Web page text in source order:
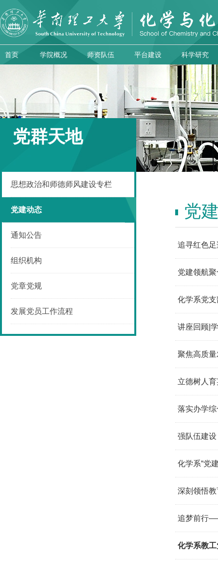
首页 学院概况 师资队伍 平台建设 科学研究
党群天地
思想政治和师德师风建设专栏
党建动态
通知公告
组织机构
党章党规
发展党员工作流程
党
追寻红色
党建领航
化学系党
讲座回顾|
聚焦高质
立德树人
落实办学
强队伍建
化学系“党
深刻领悟教
追梦前行
化学系教